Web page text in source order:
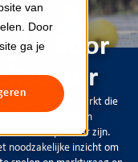
van
Door
ga je
voor
in een markt die
ontwikkelen
en aanpasbaar zijn.
noodzakelijke inzicht om